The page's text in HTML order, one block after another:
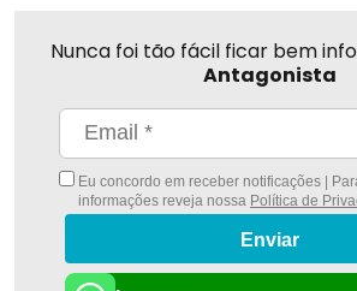
Nunca foi tão fácil ficar bem
Antagonista
Eu concordo em receber notificações |
informações reveja nossa Política de
Enviar